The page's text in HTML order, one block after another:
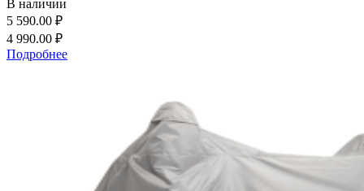
В наличии
5 590.00 ₽
4 990.00 ₽
Подробнее